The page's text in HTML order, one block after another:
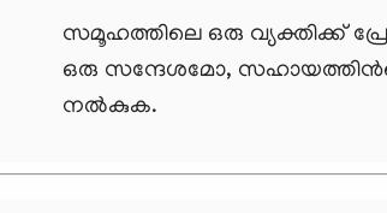
സമൂഹത്തിലെ ഒരു വ്യക്തിക്ക്
ഒരു സന്ദേശമോ,
നല്‍കുക.